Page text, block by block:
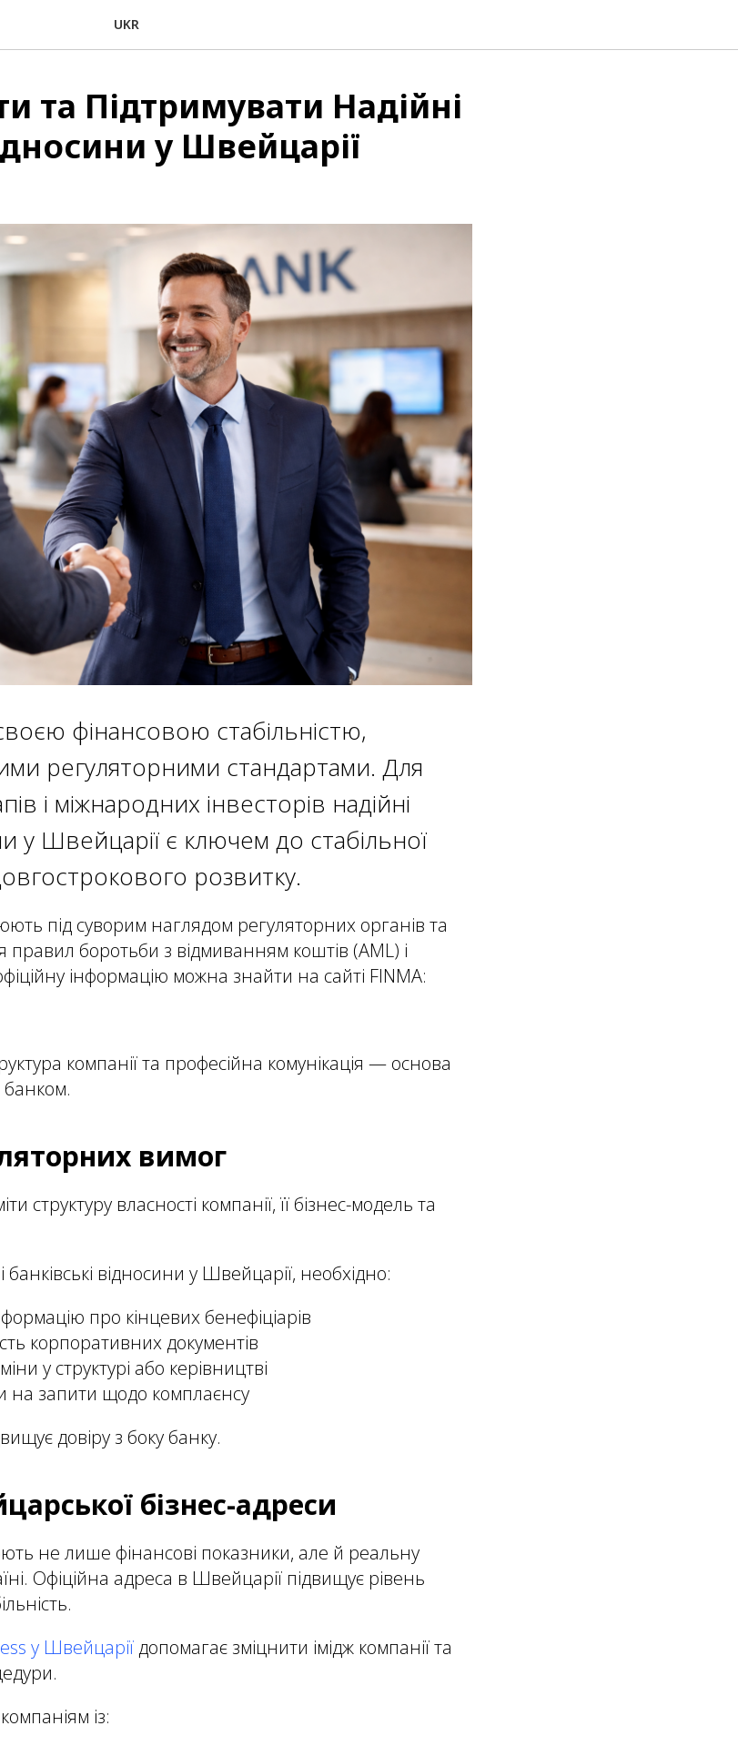
UKR
та Підтримувати Надійні
у Швейцарії
фінансовою стабільністю,
регуляторними стандартами. Для
і міжнародних інвесторів надійні
у Швейцарії є ключем до стабільної
розвитку.
під суворим наглядом регуляторних органів та
правил боротьби з відмиванням коштів (AML) і
інформацію можна знайти на сайті FINMA:
компанії та професійна комунікація — основа
банком.
вимог
структуру власності компанії, її бізнес-модель та
відносини у Швейцарії, необхідно:
про кінцевих бенефіціарів
корпоративних документів
у структурі або керівництві
на запити щодо комплаєнсу
довіру з боку банку.
бізнес-адреси
не лише фінансові показники, але й реальну
Офіційна адреса в Швейцарії підвищує рівень
у Швейцарії допомагає зміцнити імідж компанії та
із: